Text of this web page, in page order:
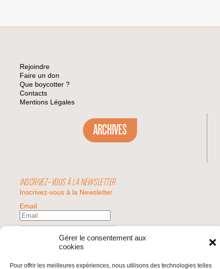
Gérer le consentement aux
cookies
Pour offrir les meilleures expériences, nous utilisons des technologies telles
Rejoindre
Faire un don
Que boycotter ?
Contacts
Mentions Légales
ARCHIVES
INSCRIVEZ-VOUS À LA NEWSLETTER
Inscrivez-vous à la Newsletter
Email
Valider